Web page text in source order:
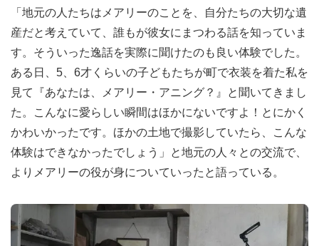
「地元の人たちはメアリーのことを、自分たちの大切な遺
産だと考えていて、誰もが彼女にまつわる話を知っていま
す。そういった逸話を実際に聞けたのも良い体験でした。
ある日、5、6才くらいの子どもたちが町で衣装を着た私を
見て『あなたは、メアリー・アニング？』と聞いてきまし
た。こんなに愛らしい瞬間はほかにないですよ！とにかく
かわいかったです。ほかの土地で撮影していたら、こんな
体験はできなかったでしょう」と地元の人々との交流で、
よりメアリーの役が身についていったと語っている。